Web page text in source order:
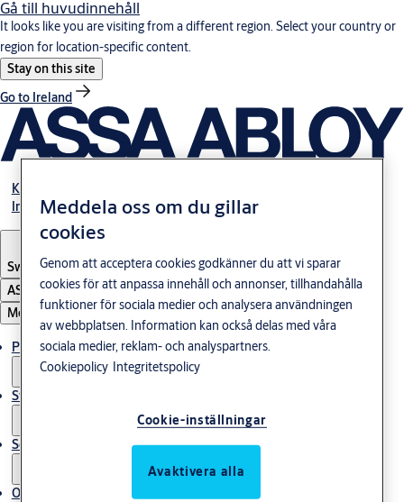
Gå till huvudinnehåll
It looks like you are visiting from a different region. Select your country or
region for location-specific content.
Stay on this site
Go to Ireland
Karriär
Investerare
Sweden·Svenska
ASSA ABLOY Group
Meny
Produkter och lösningar
Stories
Service
Om oss
Meddela oss om du gillar
cookies
Genom att acceptera cookies godkänner du att vi sparar
cookies för att anpassa innehåll och annonser, tillhandahålla
funktioner för sociala medier och analysera användningen
av webbplatsen. Information kan också delas med våra
sociala medier, reklam- och analyspartners.
Cookiepolicy Integritetspolicy
Cookie-inställningar
Avaktivera alla